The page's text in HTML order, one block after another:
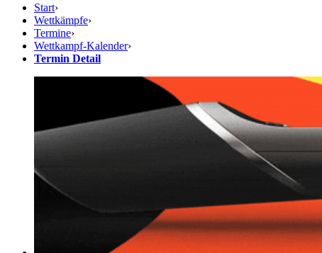
Start›
Wettkämpfe›
Termine›
Wettkampf-Kalender›
Termin Detail